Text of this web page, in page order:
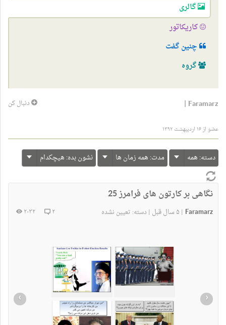
گالری
کاریکاتور
چنین گفت
گروه
دنبال کن Faramarz
|
عضو از ۱۶ اردیبهشت ۱۳۹۲
دسته: همه مدت: همه زمان ها نشون بده: هیچکدام
نگاهی بر کارتون های فرامرز 25
Faramarz
| ۵ سال قبل | دسته: تعیین نشده ۲ ۲۰۳۲
‹
›